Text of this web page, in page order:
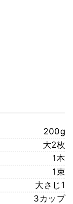
200g
大2枚
1本
1束
大さじ1
3カップ